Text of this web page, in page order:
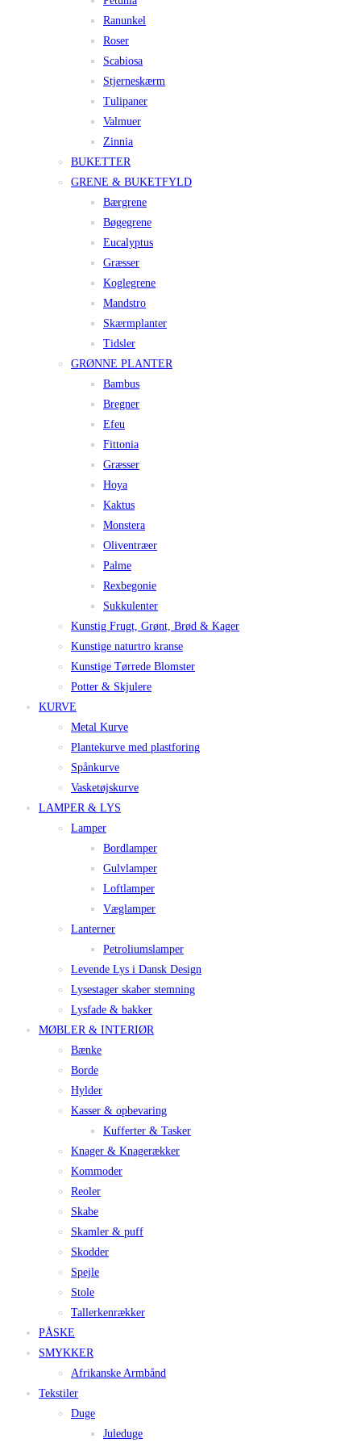
Ranunkel
Roser
Scabiosa
Stjerneskærm
Tulipaner
Valmuer
Zinnia
BUKETTER
GRENE & BUKETFYLD
Bærgrene
Bøgegrene
Eucalyptus
Græsser
Koglegrene
Mandstro
Skærmplanter
Tidsler
GRØNNE PLANTER
Bambus
Bregner
Efeu
Fittonia
Græsser
Hoya
Kaktus
Monstera
Oliventræer
Palme
Rexbegonie
Sukkulenter
Kunstig Frugt, Grønt, Brød & Kager
Kunstige naturtro kranse
Kunstige Tørrede Blomster
Potter & Skjulere
KURVE
Metal Kurve
Plantekurve med plastforing
Spånkurve
Vasketøjskurve
LAMPER & LYS
Lamper
Bordlamper
Gulvlamper
Loftlamper
Væglamper
Lanterner
Petroliumslamper
Levende Lys i Dansk Design
Lysestager skaber stemning
Lysfade & bakker
MØBLER & INTERIØR
Bænke
Borde
Hylder
Kasser & opbevaring
Kufferter & Tasker
Knager & Knagerækker
Kommoder
Reoler
Skabe
Skamler & puff
Skodder
Spejle
Stole
Tallerkenrækker
PÅSKE
SMYKKER
Afrikanske Armbånd
Tekstiler
Duge
Juleduge